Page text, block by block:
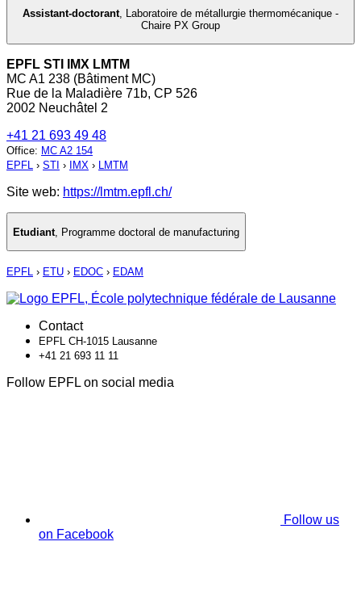
Assistant-doctorant, Laboratoire de métallurgie thermomécanique -
Chaire PX Group
EPFL STI IMX LMTM
MC A1 238 (Bâtiment MC)
Rue de la Maladière 71b, CP 526
2002 Neuchâtel 2
+41 21 693 49 48
Office: MC A2 154
EPFL › STI › IMX › LMTM
Site web: https://lmtm.epfl.ch/
Etudiant Programme doctoral de manufacturing
EPFL › ETU › EDOC › EDAM
Contact
EPFL CH-1015 Lausanne
+41 21 693 11 11
Follow EPFL on social media
Follow us
on Facebook